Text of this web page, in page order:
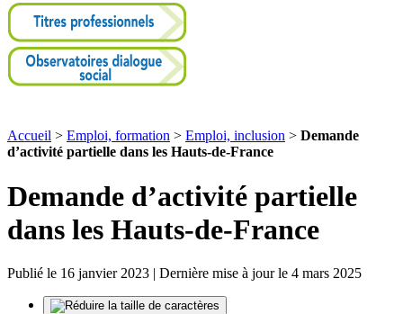
Accueil > Emploi, formation > Emploi, inclusion > Demande
d’activité partielle dans les Hauts-de-France
Demande d’activité partielle
dans les Hauts-de-France
Publié le 16 janvier 2023 | Dernière mise à jour le 4 mars 2025